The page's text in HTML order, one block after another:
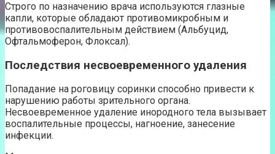
Строго по назначению врача используются глазные
капли, которые обладают противомикробным и
противовоспалительным действием (Альбуцид,
Офтальмоферон, Флоксал).
Последствия несвоевременного удаления
Попадание на роговицу соринки способно привести к
нарушению работы зрительного органа.
Несвоевременное удаление инородного тела вызывает
воспалительные процессы, нагноение, занесение
инфекции.